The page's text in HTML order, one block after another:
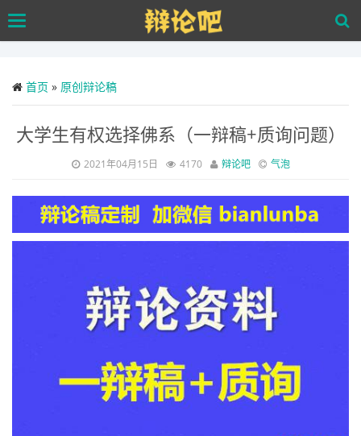
to
main
Toggle
首页 » 原创辩论稿
大学生有权选择佛系（一辩稿+质询问题）
2021年04月15日 4170 辩论吧 气泡